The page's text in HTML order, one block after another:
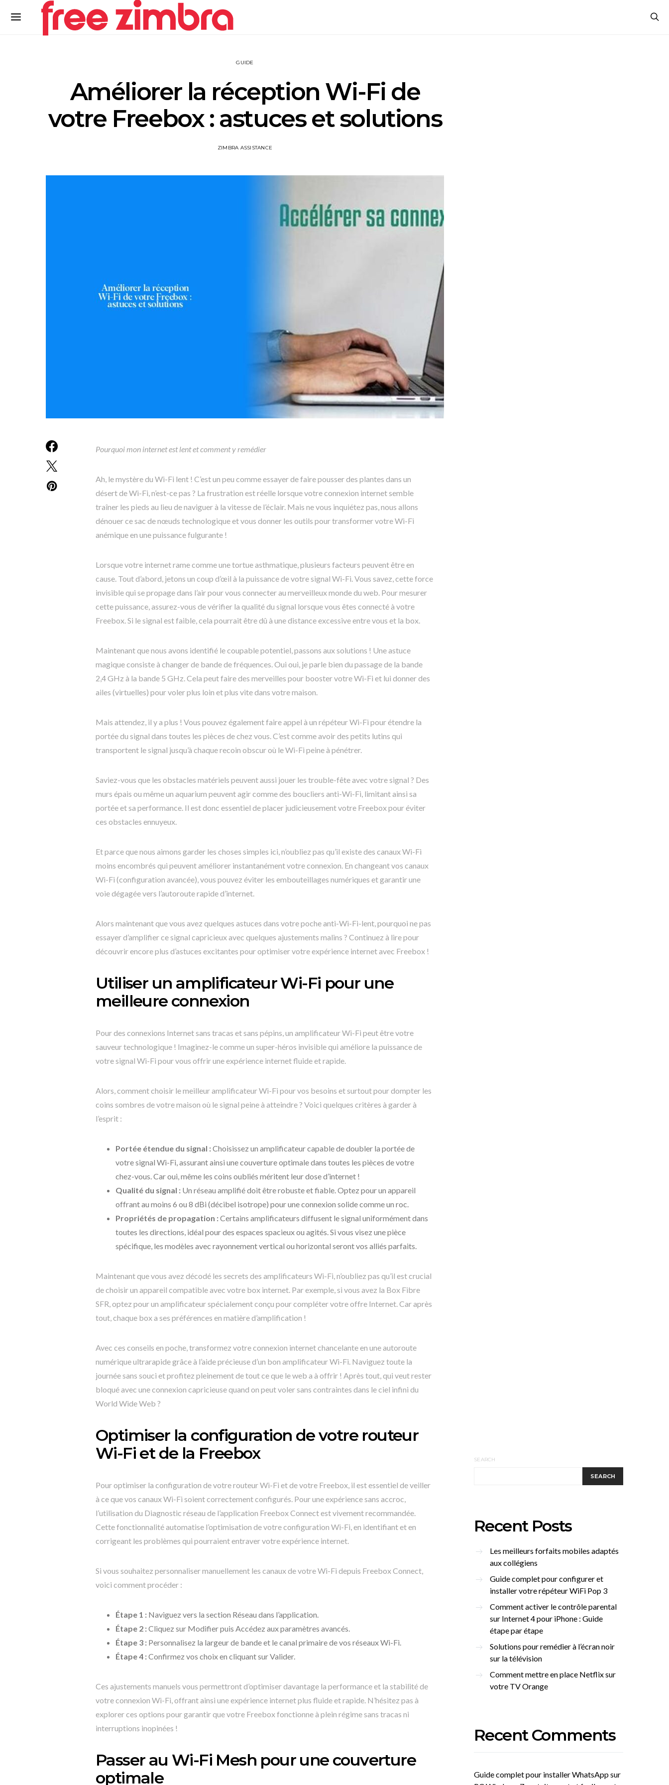
GUIDE
Améliorer la réception Wi-Fi de
votre Freebox : astuces et solutions
ZIMBRA ASSISTANCE
Pourquoi mon internet est lent et comment y remédier
Ah, le mystère du Wi-Fi lent ! C’est un peu comme essayer de faire pousser des plantes dans un
désert de Wi-Fi, n’est-ce pas ? La frustration est réelle lorsque votre connexion internet semble
traîner les pieds au lieu de naviguer à la vitesse de l’éclair. Mais ne vous inquiétez pas, nous allons
dénouer ce sac de nœuds technologique et vous donner les outils pour transformer votre Wi-Fi
anémique en une puissance fulgurante !
Lorsque votre internet rame comme une tortue asthmatique, plusieurs facteurs peuvent être en
cause. Tout d’abord, jetons un coup d’œil à la puissance de votre signal Wi-Fi. Vous savez, cette force
invisible qui se propage dans l’air pour vous connecter au merveilleux monde du web. Pour mesurer
cette puissance, assurez-vous de vérifier la qualité du signal lorsque vous êtes connecté à votre
Freebox. Si le signal est faible, cela pourrait être dû à une distance excessive entre vous et la box.
Maintenant que nous avons identifié le coupable potentiel, passons aux solutions ! Une astuce
magique consiste à changer de bande de fréquences. Oui oui, je parle bien du passage de la bande
2,4 GHz à la bande 5 GHz. Cela peut faire des merveilles pour booster votre Wi-Fi et lui donner des
ailes (virtuelles) pour voler plus loin et plus vite dans votre maison.
Mais attendez, il y a plus ! Vous pouvez également faire appel à un répéteur Wi-Fi pour étendre la
portée du signal dans toutes les pièces de chez vous. C’est comme avoir des petits lutins qui
transportent le signal jusqu’à chaque recoin obscur où le Wi-Fi peine à pénétrer.
Saviez-vous que les obstacles matériels peuvent aussi jouer les trouble-fête avec votre signal ? Des
murs épais ou même un aquarium peuvent agir comme des boucliers anti-Wi-Fi, limitant ainsi sa
portée et sa performance. Il est donc essentiel de placer judicieusement votre Freebox pour éviter
ces obstacles ennuyeux.
Et parce que nous aimons garder les choses simples ici, n’oubliez pas qu’il existe des canaux Wi-Fi
moins encombrés qui peuvent améliorer instantanément votre connexion. En changeant vos canaux
Wi-Fi (configuration avancée), vous pouvez éviter les embouteillages numériques et garantir une
voie dégagée vers l’autoroute rapide d’internet.
Alors maintenant que vous avez quelques astuces dans votre poche anti-Wi-Fi-lent, pourquoi ne pas
essayer d’amplifier ce signal capricieux avec quelques ajustements malins ? Continuez à lire pour
découvrir encore plus d’astuces excitantes pour optimiser votre expérience internet avec Freebox !
Utiliser un amplificateur Wi-Fi pour une
meilleure connexion
Pour des connexions Internet sans tracas et sans pépins, un amplificateur Wi-Fi peut être votre
sauveur technologique ! Imaginez-le comme un super-héros invisible qui améliore la puissance de
votre signal Wi-Fi pour vous offrir une expérience internet fluide et rapide.
Alors, comment choisir le meilleur amplificateur Wi-Fi pour vos besoins et surtout pour dompter les
coins sombres de votre maison où le signal peine à atteindre ? Voici quelques critères à garder à
l’esprit :
Portée étendue du signal :Choisissez un amplificateur capable de doubler la portée de
votre signal Wi-Fi, assurant ainsi une couverture optimale dans toutes les pièces de votre
chez-vous. Car oui, même les coins oubliés méritent leur dose d’internet !
Qualité du signal : Un réseau amplifié doit être robuste et fiable. Optez pour un appareil
offrant au moins 6 ou 8 dBi (décibel isotrope) pour une connexion solide comme un roc.
Propriétés de propagation :Certains amplificateurs diffusent le signal uniformément dans
toutes les directions, idéal pour des espaces spacieux ou agités. Si vous visez une pièce
spécifique, les modèles avec rayonnement vertical ou horizontal seront vos alliés parfaits.
Maintenant que vous avez décodé les secrets des amplificateurs Wi-Fi, n’oubliez pas qu’il est crucial
de choisir un appareil compatible avec votre box internet. Par exemple, si vous avez la Box Fibre
SFR, optez pour un amplificateur spécialement conçu pour compléter votre offre Internet. Car après
tout, chaque box a ses préférences en matière d’amplification !
Avec ces conseils en poche, transformez votre connexion internet chancelante en une autoroute
numérique ultrarapide grâce à l’aide précieuse d’un bon amplificateur Wi-Fi. Naviguez toute la
journée sans souci et profitez pleinement de tout ce que le web a à offrir ! Après tout, qui veut rester
bloqué avec une connexion capricieuse quand on peut voler sans contraintes dans le ciel infini du
World Wide Web ?
Optimiser la configuration de votre routeur
Wi-Fi et de la Freebox
Pour optimiser la configuration de votre routeur Wi-Fi et de votre Freebox, il est essentiel de veiller
à ce que vos canaux Wi-Fi soient correctement configurés. Pour une expérience sans accroc,
l’utilisation du Diagnostic réseau de l’application Freebox Connect est vivement recommandée.
Cette fonctionnalité automatise l’optimisation de votre configuration Wi-Fi, en identifiant et en
corrigeant les problèmes qui pourraient entraver votre expérience internet.
Si vous souhaitez personnaliser manuellement les canaux de votre Wi-Fi depuis Freebox Connect,
voici comment procéder :
Étape 1 : Naviguez vers la section Réseau dans l’application.
Étape 2 :Cliquez sur Modifier puis Accédez aux paramètres avancés.
Étape 3 : Personnalisez la largeur de bande et le canal primaire de vos réseaux Wi-Fi.
Étape 4 :Confirmez vos choix en cliquant sur Valider.
Ces ajustements manuels vous permettront d’optimiser davantage la performance et la stabilité de
votre connexion Wi-Fi, offrant ainsi une expérience internet plus fluide et rapide. N’hésitez pas à
explorer ces options pour garantir que votre Freebox fonctionne à plein régime sans tracas ni
interruptions inopinées !
Passer au Wi-Fi Mesh pour une couverture
optimale
SEARCH
SEARCH
Recent Posts
Les meilleurs forfaits mobiles adaptés
aux collégiens
Guide complet pour configurer et
installer votre répéteur WiFi Pop 3
Comment activer le contrôle parental
sur Internet 4 pour iPhone : Guide
étape par étape
Solutions pour remédier à l’écran noir
sur la télévision
Comment mettre en place Netflix sur
votre TV Orange
Recent Comments
Guide complet pour installer WhatsApp sur